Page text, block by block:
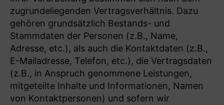
zugrundeliegenden Vertragsverhältnis. Dazu
gehören grundsätzlich Bestands- und
Stammdaten der Personen (z.B., Name,
Adresse, etc.), als auch die Kontaktdaten (z.B.,
E-Mailadresse, Telefon, etc.), die Vertragsdaten
(z.B., in Anspruch genommene Leistungen,
mitgeteilte Inhalte und Informationen, Namen
von Kontaktpersonen) und sofern wir